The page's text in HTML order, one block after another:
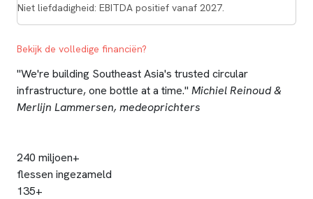
Niet liefdadigheid: EBITDA positief vanaf 2027.
Bekijk de volledige financiën?
"We're building Southeast Asia's trusted circular
infrastructure, one bottle at a time." Michiel Reinoud &
Merlijn Lammersen, medeoprichters
240 miljoen+
flessen ingezameld
135+